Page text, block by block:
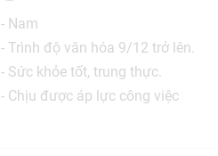
- Nam
- Trình độ văn hóa 9/12 trở lên.
- Sức khỏe tốt, trung thực.
- Chịu được áp lực công việc